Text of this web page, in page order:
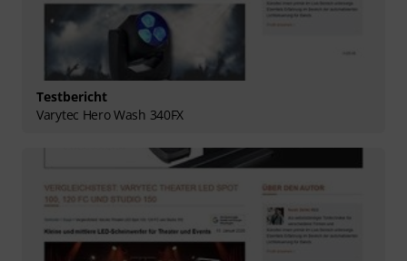
Testbericht
Varytec Hero Wash 340FX